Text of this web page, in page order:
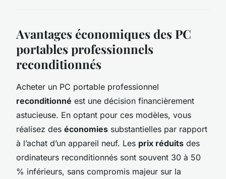
Avantages économiques des PC
portables professionnels
reconditionnés
Acheter un PC portable professionnel
reconditionné est une décision financièrement
astucieuse. En optant pour ces modèles, vous
réalisez des économies substantielles par rapport
à l’achat d’un appareil neuf. Les prix réduits des
ordinateurs reconditionnés sont souvent 30 à 50
% inférieurs, sans compromis majeur sur la